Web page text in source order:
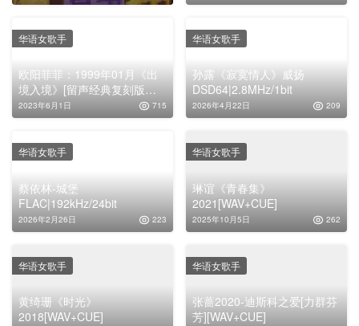
欧阳菲菲：1999年01月《出
境入境》[留声经典复刻版系
列][WAV整轨]
2023年6月1日 715
华语女歌手
孙露《寂寞情人》威扬
DSD64|2.8MHz/1bit
2026年4月22日 209
华语女歌手
蔡依林-城堡
FLAC|192kHz/24bit
2026年2月26日 223
华语女歌手
琳谊《青春集》
2021[WAV+CUE]
2025年10月5日 262
华语女歌手
黄绮珊《时光》
2018[WAV+CUE]
华语女歌手
张蔷2020-迪斯科之爱[力群芬
芳][WAV+CUE]
华语女歌手